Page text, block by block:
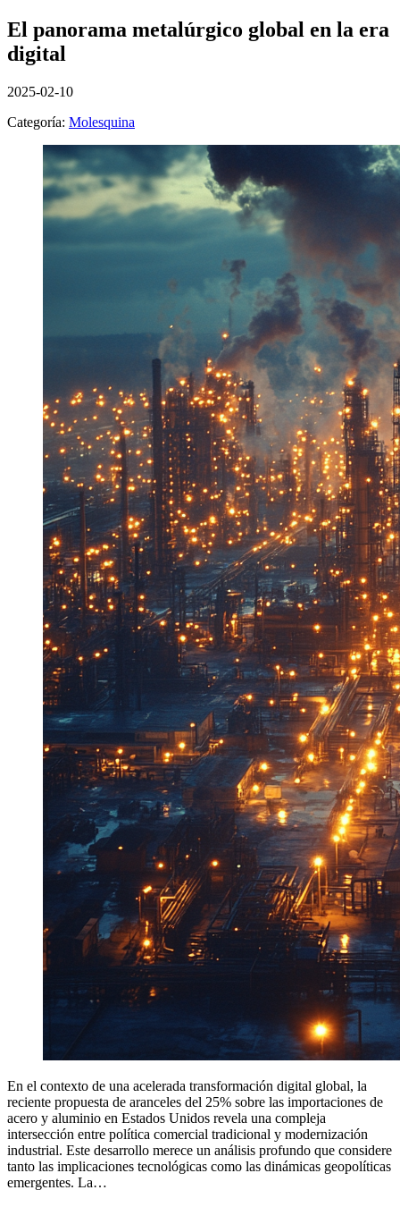
El panorama metalúrgico global en la era
digital
2025-02-10
Categoría: Molesquina
En el contexto de una acelerada transformación digital global, la
reciente propuesta de aranceles del 25% sobre las importaciones de
acero y aluminio en Estados Unidos revela una compleja
intersección entre política comercial tradicional y modernización
industrial. Este desarrollo merece un análisis profundo que considere
tanto las implicaciones tecnológicas como las dinámicas geopolíticas
emergentes. La…